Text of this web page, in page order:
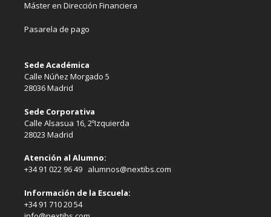
Máster en Dirección Financiera
Pasarela de pago
Sede Académica
Calle Núñez Morgado 5
28036 Madrid
Sede Corporativa
Calle Alsasua 16, 2ºIzquierda
28023 Madrid
Atención al Alumno:
+34 91 022 96 49 alumnos@nextibs.com
Información de la Escuela:
+34 91 710 20 54